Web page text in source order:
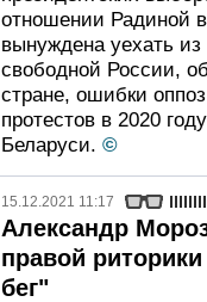
отношении Радиной
вынуждена уехать
свободной России,
стране, ошибки
протестов в 2020
Беларуси. ©
15.12.2021 11:17
Александр
правой
бег"